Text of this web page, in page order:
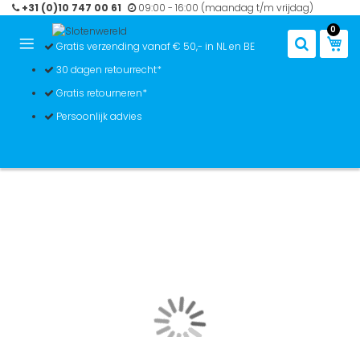
Ga
de
inhoud
+31 (0)10 747 00 61 09:00 - 16:00 (maandag t/m vrijdag)
0
Gratis verzending vanaf € 50,- in NL en BE
30 dagen retourrecht*
Gratis retourneren*
Persoonlijk advies